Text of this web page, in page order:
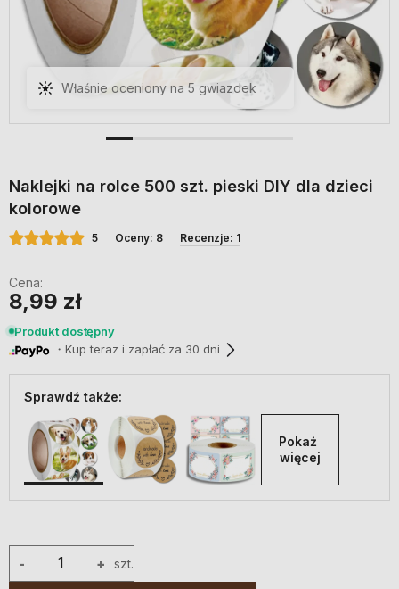
Cudne naklejki z pieskami super
jakość druku, szybka wysyłka i
świetna obsługa
Naklejki na rolce 500 szt. pieski DIY dla dzieci
kolorowe
5 Oceny: 8 Recenzje: 1
Cena:
8,99 zł
Produkt dostępny
・Kup teraz i zapłać za 30 dni
Sprawdź także:
Pokaż
więcej
+
- szt.